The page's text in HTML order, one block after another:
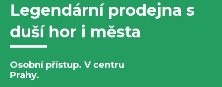
Legendární prodejna s
duší hor i města
Osobní přístup. V centru
Prahy.